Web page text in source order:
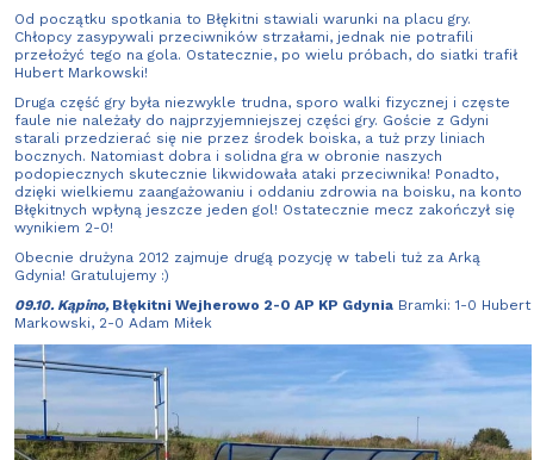
Od początku spotkania to Błękitni stawiali warunki na placu gry.
Chłopcy zasypywali przeciwników strzałami, jednak nie potrafili
przełożyć tego na gola. Ostatecznie, po wielu próbach, do siatki trafił
Hubert Markowski!
Druga część gry była niezwykle trudna, sporo walki fizycznej i częste
faule nie należały do najprzyjemniejszej części gry. Goście z Gdyni
starali przedzierać się nie przez środek boiska, a tuż przy liniach
bocznych. Natomiast dobra i solidna gra w obronie naszych
podopiecznych skutecznie likwidowała ataki przeciwnika! Ponadto,
dzięki wielkiemu zaangażowaniu i oddaniu zdrowia na boisku, na konto
Błękitnych wpłyną jeszcze jeden gol! Ostatecznie mecz zakończył się
wynikiem 2-0!
Obecnie drużyna 2012 zajmuje drugą pozycję w tabeli tuż za Arką
Gdynia! Gratulujemy :)
09.10. Kąpino, Błękitni Wejherowo 2-0 AP KP GdyniaBramki: 1-0 Hubert
Markowski, 2-0 Adam Miłek